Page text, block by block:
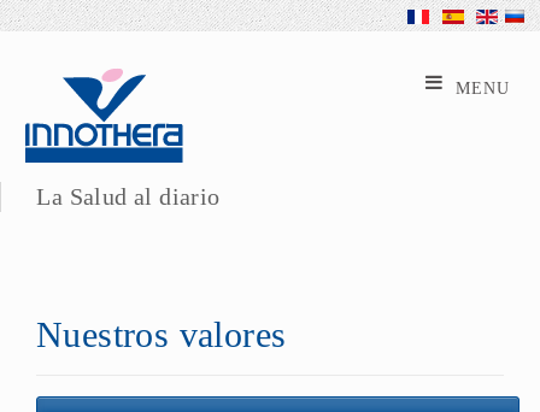
La Salud al diario
Nuestros valores